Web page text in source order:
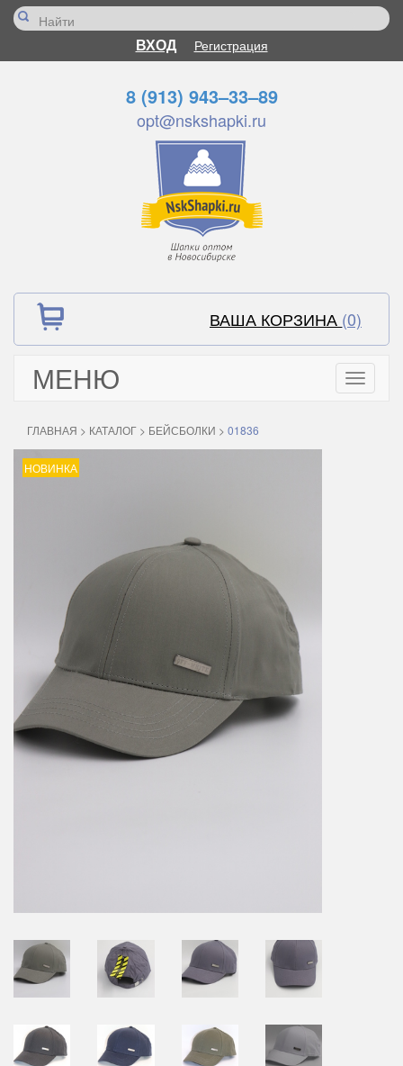
ВХОД Регистрация
8 (913) 943–33–89
opt@nskshapki.ru
ВАША КОРЗИНА (0)
МЕНЮ
Toggle
ГЛАВНАЯ > КАТАЛОГ > БЕЙСБОЛКИ > 01836
НОВИНКА